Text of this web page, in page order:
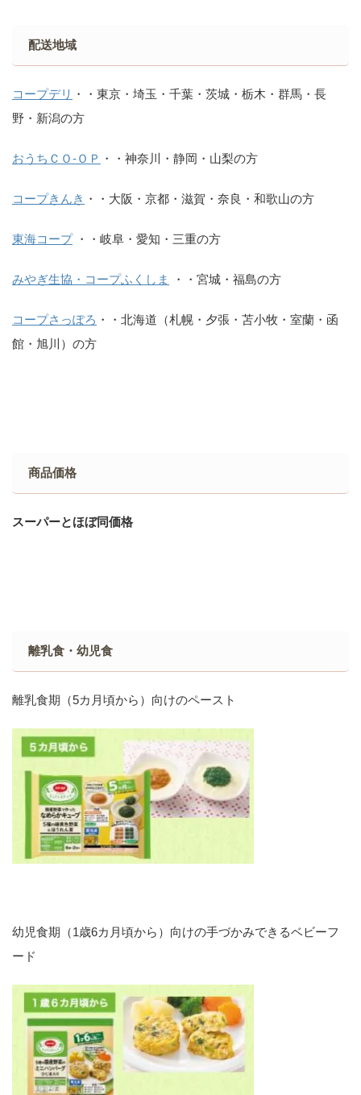
配送地域
コープデリ ・・東京・埼玉・千葉・茨城・栃木・群馬・長
野・新潟の方
おうちＣＯ-ＯＰ ・・神奈川・静岡・山梨の方
コープきんき ・・大阪・京都・滋賀・奈良・和歌山の方
東海コープ・・岐阜・愛知・三重の方
みやぎ生協・コープふくしま ・・宮城・福島の方
コープさっぽろ ・・北海道（札幌・夕張・苫小牧・室蘭・函
館・旭川）の方
商品価格
スーパーとほぼ同価格
離乳食・幼児食
離乳食期（5カ月頃から）向けのペースト
幼児食期（1歳6カ月頃から）向けの手づかみできるベビーフ
ード